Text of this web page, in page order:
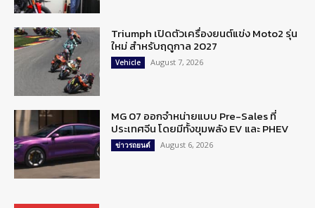
Triumph เปิดตัวเครื่องยนต์แข่ง Moto2 รุ่น
ใหม่ สำหรับฤดูกาล 2027
Vehicle August 7, 2026
MG 07 ออกจำหน่ายแบบ Pre-Sales ที่
ประเทศจีน โดยมีทั้งขุมพลัง EV และ PHEV
ข่าวรถยนต์ August 6, 2026